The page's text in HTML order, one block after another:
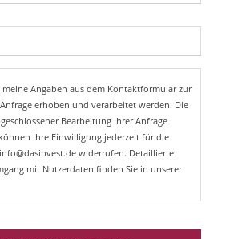
meine Angaben aus dem Kontaktformular zur
erhoben und verarbeitet werden. Die
Bearbeitung Ihrer Anfrage
Ihre Einwilligung jederzeit für die
widerrufen. Detaillierte
mit Nutzerdaten finden Sie in unserer